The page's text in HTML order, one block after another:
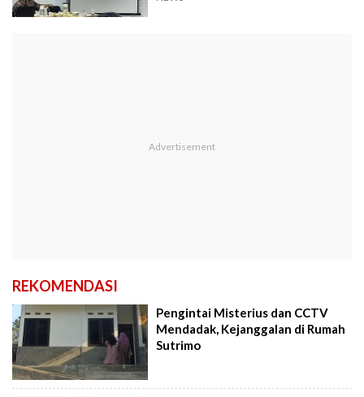
REKOMENDASI
Pengintai Misterius dan CCTV
Mendadak, Kejanggalan di Rumah
Sutrimo